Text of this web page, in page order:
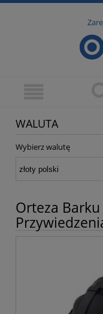
WALUTA
Wybierz walutę
Orteza Barku